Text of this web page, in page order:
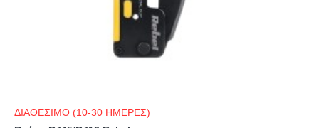
ΔΙΑΘΕΣΙΜΟ (10-30 ΗΜΕΡΕΣ)